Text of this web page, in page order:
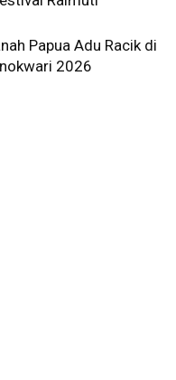
Papua Adu Racik di
2026